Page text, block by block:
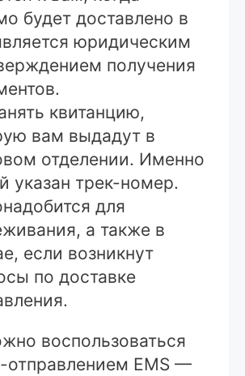
будет доставлено в
юридическим
получения
квитанцию,
вам выдадут в
отделении. Именно
указан трек-номер.
для
а также в
если возникнут
по доставке
воспользоваться
отправлением EMS —